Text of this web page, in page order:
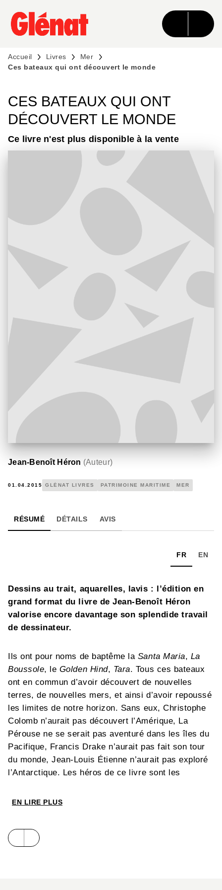
MENU RECHERCHE CONTENU
PIED DE PAGE
Accueil Livres
Mer
Ces bateaux qui ont découvert le monde
CES BATEAUX QUI ONT
DÉCOUVERT LE MONDE
Ce livre n'est plus disponible à la vente
Jean-Benoît Héron (Auteur)
01.04.2015 GLÉNAT LIVRES PATRIMOINE MARITIME MER
RÉSUMÉ DÉTAILS AVIS
FR EN
Dessins au trait, aquarelles, lavis : l’édition en
grand format du livre de Jean-Benoît Héron
valorise encore davantage son splendide travail
de dessinateur.
Ils ont pour noms de baptême la Santa Maria, La
Boussole, le Golden Hind, Tara. Tous ces bateaux
ont en commun d’avoir découvert de nouvelles
terres, de nouvelles mers, et ainsi d’avoir repoussé
les limites de notre horizon. Sans eux, Christophe
Colomb n’aurait pas découvert l’Amérique, La
Pérouse ne se serait pas aventuré dans les îles du
Pacifique, Francis Drake n’aurait pas fait son tour
du monde, Jean-Louis Étienne n’aurait pas exploré
l’Antarctique. Les héros de ce livre sont les
goélettes : à travers une vingtaine de portraits de
bateaux mythiques, Jean-Benoît Héron nous
EN LIRE PLUS